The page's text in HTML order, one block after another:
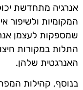
אנרגיה מתחדשת
המקומיות ולשיפור
שמספקות לעצמן
התלות במקורות
האנרגטית שלהן.
בנוסף, קהילות